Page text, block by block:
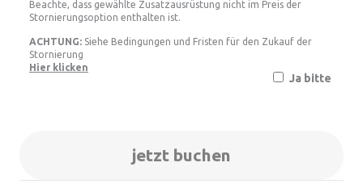
Beachte, dass gewählte Zusatzausrüstung nicht im Preis der
Stornierungsoption enthalten ist.
ACHTUNG: Siehe Bedingungen und Fristen für den Zukauf der
Stornierung
Hier klicken
Ja bitte
jetzt buchen